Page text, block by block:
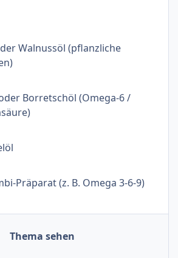
Walnussöl (pflanzliche
: 18%
Borretschöl (Omega-6 /
: 3%
: 18%
Präparat (z. B. Omega 3-6-9): 9%
Thema sehen